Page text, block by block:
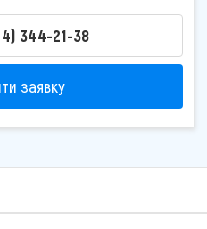
344-21-38
заявку